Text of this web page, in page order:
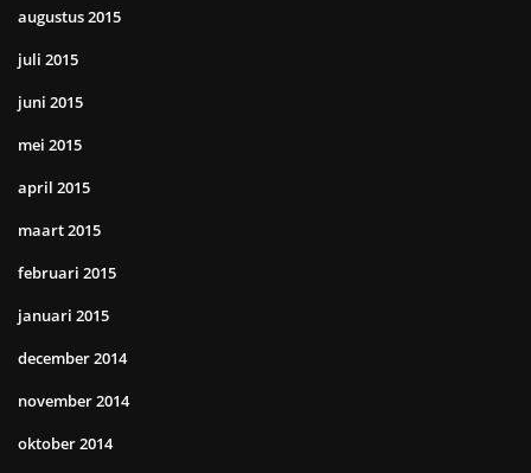
augustus 2015
juli 2015
juni 2015
mei 2015
april 2015
maart 2015
februari 2015
januari 2015
december 2014
november 2014
oktober 2014